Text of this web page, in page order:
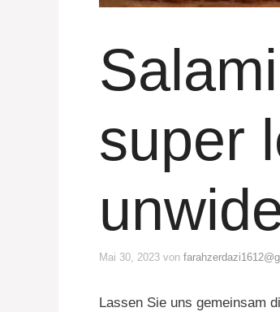
super
Mai 30, 2023 von
Lassen Sie uns gemeinsam